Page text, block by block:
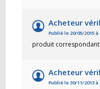
Acheteur
Publié le 20/05/2015 à
produit
Acheteur
Publié le 30/11/2013 à